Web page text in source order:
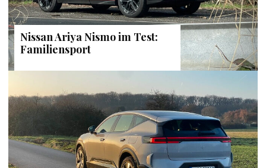
Nissan Ariya Nismo im Test:
Familiensport